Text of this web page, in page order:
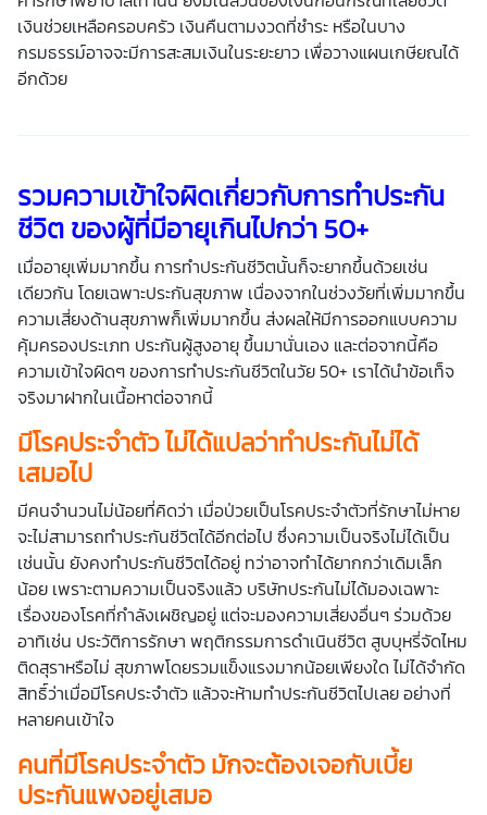
เงินช่วยเหลือครอบครัว เงินคืนตามงวดที่ชำระ หรือในบาง
กรมธรรม์อาจจะมีการสะสมเงินในระยะยาว เพื่อวางแผนเกษียณได้
อีกด้วย
รวมความเข้าใจผิดเกี่ยวกับการทำประกัน
ชีวิตของผู้ที่มีอายุเกินไปกว่า 50+
เมื่ออายุเพิ่มมากขึ้น การทำประกันชีวิตนั้นก็จะยากขึ้นด้วยเช่น
เดียวกัน โดยเฉพาะประกันสุขภาพ เนื่องจากในช่วงวัยที่เพิ่มมากขึ้น
ความเสี่ยงด้านสุขภาพก็เพิ่มมากขึ้น ส่งผลให้มีการออกแบบความ
คุ้มครองประเภท ประกันผู้สูงอายุขึ้นมานั่นเอง และต่อจากนี้คือ
ความเข้าใจผิดๆ ของการทำประกันชีวิตในวัย 50+ เราได้นำข้อเท็จ
จริงมาฝากในเนื้อหาต่อจากนี้
มีโรคประจำตัว ไม่ได้แปลว่าทำประกันไม่ได้
เสมอไป
มีคนจำนวนไม่น้อยที่คิดว่า เมื่อป่วยเป็นโรคประจำตัวที่รักษาไม่หาย
จะไม่สามารถทำประกันชีวิตได้อีกต่อไป ซึ่งความเป็นจริงไม่ได้เป็น
เช่นนั้น ยังคงทำประกันชีวิตได้อยู่ ทว่าอาจทำได้ยากกว่าเดิมเล็ก
น้อย เพราะตามความเป็นจริงแล้ว บริษัทประกันไม่ได้มองเฉพาะ
เรื่องของโรคที่กำลังเผชิญอยู่ แต่จะมองความเสี่ยงอื่นๆ ร่วมด้วย
อาทิเช่น ประวัติการรักษา พฤติกรรมการดำเนินชีวิต สูบบุหรี่จัดไหม
ติดสุราหรือไม่ สุขภาพโดยรวมแข็งแรงมากน้อยเพียงใด ไม่ได้จำกัด
สิทธิ์ว่าเมื่อมีโรคประจำตัว แล้วจะห้ามทำประกันชีวิตไปเลย อย่างที่
หลายคนเข้าใจ
คนที่มีโรคประจำตัว มักจะต้องเจอกับเบี้ย
ประกันแพงอยู่เสมอ